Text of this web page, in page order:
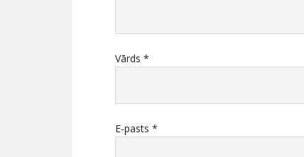
Vārds *
E-pasts *